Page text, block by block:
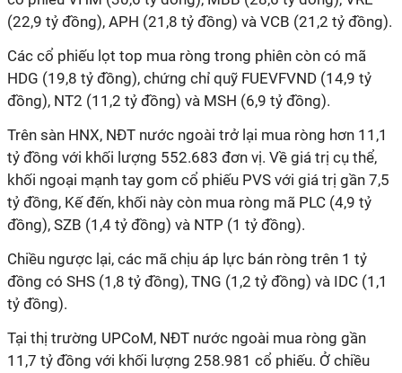
(22,9 tỷ đồng), APH (21,8 tỷ đồng) và VCB (21,2 tỷ đồng).
Các cổ phiếu lọt top mua ròng trong phiên còn có mã
HDG (19,8 tỷ đồng), chứng chỉ quỹ FUEVFVND (14,9 tỷ
đồng), NT2 (11,2 tỷ đồng) và MSH (6,9 tỷ đồng).
Trên sàn HNX, NĐT nước ngoài trở lại mua ròng hơn 11,1
tỷ đồng với khối lượng 552.683 đơn vị. Về giá trị cụ thể,
khối ngoại mạnh tay gom cổ phiếu PVS với giá trị gần 7,5
tỷ đồng, Kế đến, khối này còn mua ròng mã PLC (4,9 tỷ
đồng), SZB (1,4 tỷ đồng) và NTP (1 tỷ đồng).
Chiều ngược lại, các mã chịu áp lực bán ròng trên 1 tỷ
đồng có SHS (1,8 tỷ đồng), TNG (1,2 tỷ đồng) và IDC (1,1
tỷ đồng).
Tại thị trường UPCoM, NĐT nước ngoài mua ròng gần
11,7 tỷ đồng với khối lượng 258.981 cổ phiếu. Ở chiều